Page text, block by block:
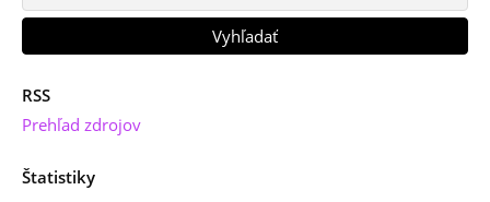
RSS
Prehľad zdrojov
Štatistiky